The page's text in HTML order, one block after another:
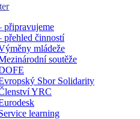
připravujeme
přehled činností
mládeže
soutěže
Sbor Solidarity
YRC
learning